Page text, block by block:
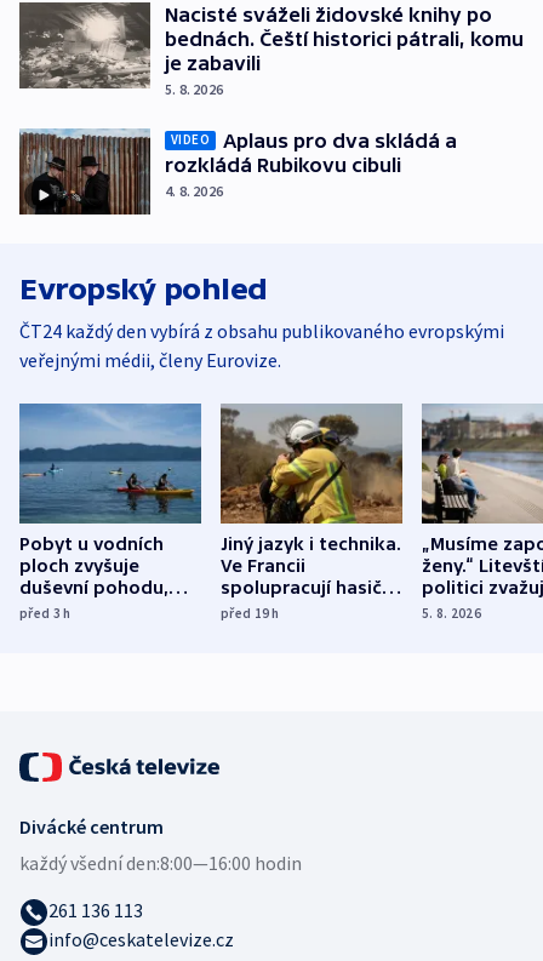
Nacisté sváželi židovské knihy po
bednách. Čeští historici pátrali, komu
je zabavili
5. 8. 2026
VIDEO
Aplaus pro dva skládá a
rozkládá Rubikovu cibuli
4. 8. 2026
Evropský pohled
ČT24 každý den vybírá z obsahu publikovaného evropskými
veřejnými médii, členy Eurovize.
Pobyt u vodních
ploch zvyšuje
duševní pohodu,
ukázala
před 3h
Jiný jazyk i technika.
Ve Francii
spolupracují hasiči z
různých zemí
před 19h
„Musíme
ženy.“
politici
dohodu o
5. 8. 2026
Divácké centrum
každý všední den:8:00—16:00 hodin
261 136 113
info@ceskatelevize.cz